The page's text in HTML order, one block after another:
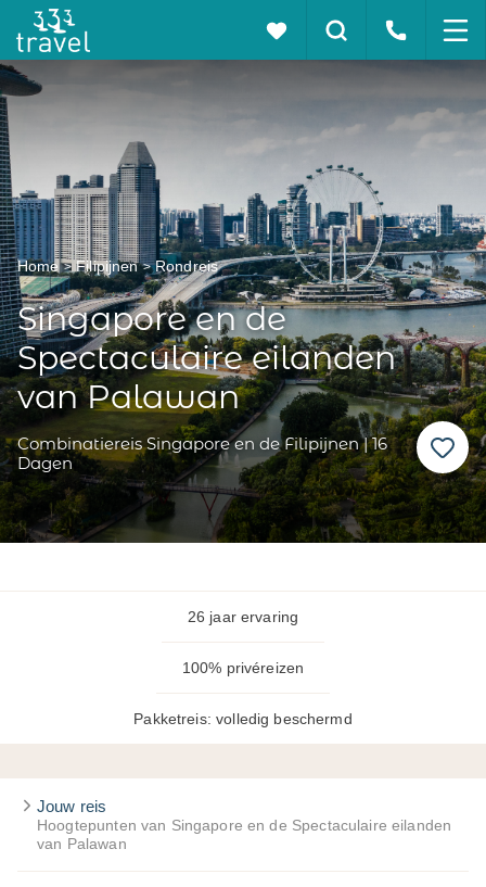
Home Filipijnen Rondreis
Singapore en de
Spectaculaire eilanden
van Palawan
Combinatiereis Singapore en de Filipijnen | 16
Dagen
26 jaar ervaring
100% privéreizen
Pakketreis: volledig beschermd
Jouw reis
Hoogtepunten van Singapore en de Spectaculaire eilanden
van Palawan